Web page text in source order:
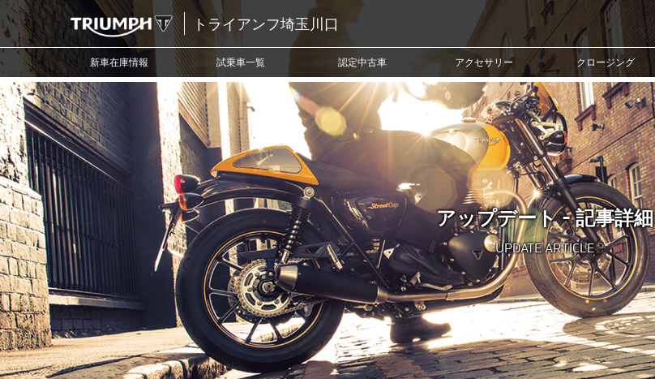
トライアンフ埼玉川口
新車在庫情報 試乗車一覧 認定中古車 アクセサリー クロージング
アップデート - 記事詳細
UPDATE ARTICLE